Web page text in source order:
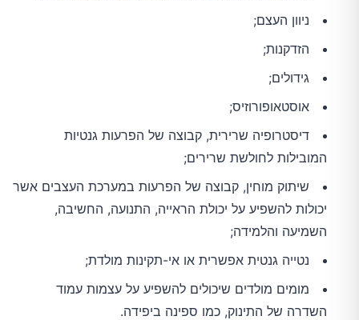
ניוון העצם;
הזדקנות;
גידולים;
אוסטאופורוזיס;
דיסטרופיה שרירית, קבוצה של הפרעות גנטיות
המובילות לחולשת שרירים;
שיתוק מוחין, קבוצה של הפרעות במערכת העצבים אשר
יכולות להשפיע על יכולת הראייה, התנועה, החשיבה,
השמיעה והלמידה;
נטייה גנטית אפשרית או אי-תקינות מולדת;
מומים מולדים שיכולים להשפיע על עצמות עמוד
השדרה של התינוק, כמו ספינה ביפידה.